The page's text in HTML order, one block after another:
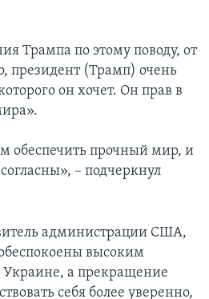
Трампа по этому поводу, от
президент (Трамп) очень
он хочет. Он прав в
обеспечить прочный мир, и
– подчеркнул
администрации США,
высоким
а прекращение
себя более уверенно,